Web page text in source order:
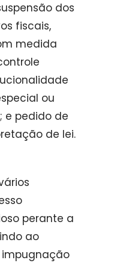
dos
fiscais,
medida
ou
e pedido de
de lei.
perante a
ao